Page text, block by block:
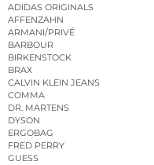
ADIDAS ORIGINALS
AFFENZAHN
ARMANI/PRIVÉ
BARBOUR
BIRKENSTOCK
BRAX
CALVIN KLEIN JEANS
COMMA
DR. MARTENS
DYSON
ERGOBAG
FRED PERRY
GUESS